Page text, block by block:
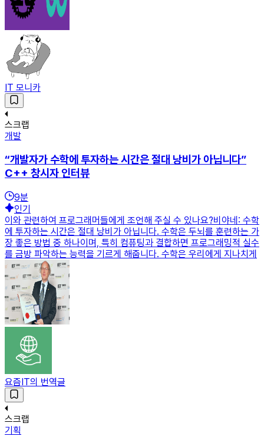
IT 모니카
스크랩
개발
“개발자가 수학에 투자하는 시간은 절대 낭비가 아닙니다”
C++ 창시자 인터뷰
9분
인기
이와 관련하여 프로그래머들에게 조언해 주실 수 있나요?비야네: 수학
에 투자하는 시간은 절대 낭비가 아닙니다. 수학은 두뇌를 훈련하는 가
장 좋은 방법 중 하나이며, 특히 컴퓨팅과 결합하면 프로그래밍적 실수
를 금방 파악하는 능력을 기르게 해줍니다. 수학은 우리에게 지나치게
요즘IT의 번역글
스크랩
기획